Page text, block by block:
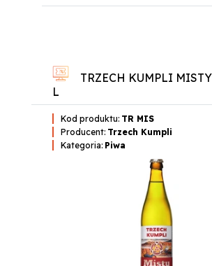
TRZECH KUMPLI MISTY
L
Kod produktu: TR MIS
Producent: Trzech Kumpli
Kategoria: Piwa